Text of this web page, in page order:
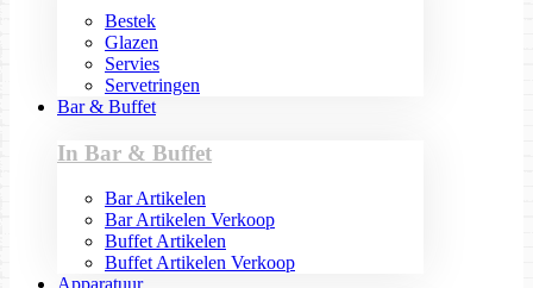
Bestek
Glazen
Servies
Servetringen
Bar & Buffet
In Bar & Buffet
Bar Artikelen
Bar Artikelen Verkoop
Buffet Artikelen
Buffet Artikelen Verkoop